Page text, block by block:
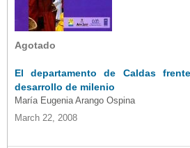
Agotado
El departamento de Caldas
desarrollo de milenio
María Eugenia Arango Ospina
March 22, 2008